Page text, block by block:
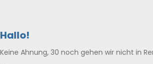
Hallo!
Keine Ahnung, 30 noch gehen wir nicht in